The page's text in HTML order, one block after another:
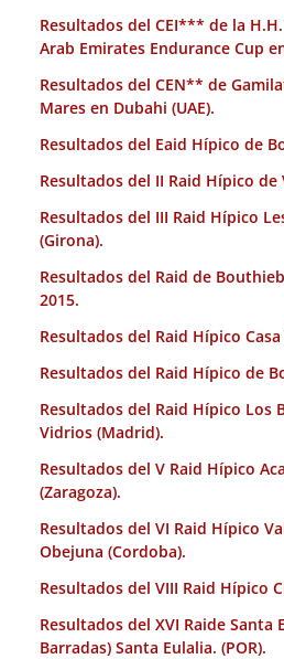
Resultados del CEI*** de la
Arab Emirates Endurance Cup
Resultados del CEN** de
Mares en Dubahi (UAE).
Resultados del Eaid Hípico de
Resultados del II Raid Hípico
Resultados del III Raid Hípico
(Girona).
Resultados del Raid de
2015.
Resultados del Raid Hípico
Resultados del Raid Hípico de
Resultados del Raid Hípico Los
Vidrios (Madrid).
Resultados del V Raid Hípico
(Zaragoza).
Resultados del VI Raid Hípico
Obejuna (Cordoba).
Resultados del VIII Raid Hípico
Resultados del XVI Raide Santa
Barradas) Santa Eulalia. (POR).